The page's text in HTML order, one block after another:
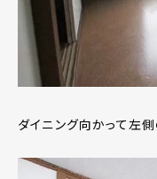
ダイニング向かって左